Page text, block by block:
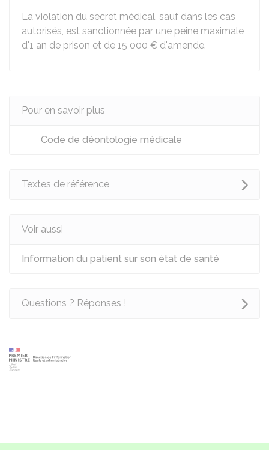
La violation du secret médical, sauf dans les cas
autorisés, est sanctionnée par une peine maximale
d'1 an de prison et de 15 000 € d'amende.
Pour en savoir plus
Code de déontologie médicale
Textes de référence
Voir aussi
Information du patient sur son état de santé
Questions ? Réponses !